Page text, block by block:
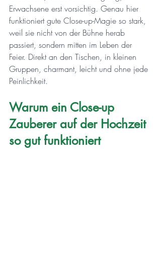
Erwachsene erst vorsichtig. Genau hier
funktioniert gute Close-up-Magie so stark,
weil sie nicht von der Bühne herab
passiert, sondern mitten im Leben der
Feier. Direkt an den Tischen, in kleinen
Gruppen, charmant, leicht und ohne jede
Peinlichkeit.
Warum ein Close-up
Zauberer auf der Hochzeit
so gut funktioniert